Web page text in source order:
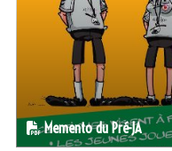
Memento du Pré-JA